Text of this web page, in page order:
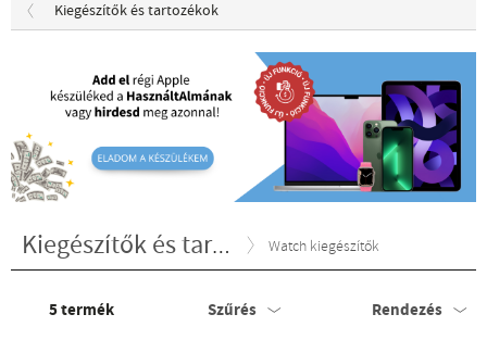
Kiegészítők és tartozékok
Kiegészítők és tartozékok Watch kiegészítők
5termék Szűrés Rendezés